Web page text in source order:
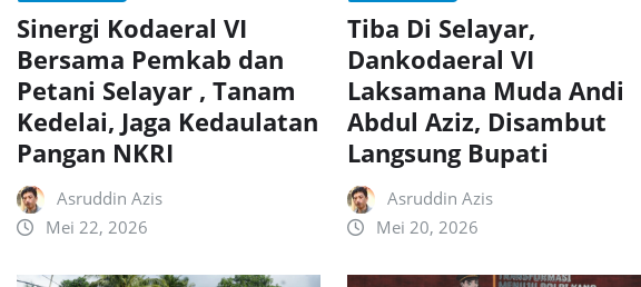
Sinergi Kodaeral VI
Bersama Pemkab dan
Petani Selayar , Tanam
Kedelai, Jaga Kedaulatan
Pangan NKRI
Asruddin Azis
Mei 22, 2026
Tiba Di Selayar,
Dankodaeral VI
Laksamana Muda Andi
Abdul Aziz, Disambut
Langsung Bupati
Asruddin Azis
Mei 20, 2026